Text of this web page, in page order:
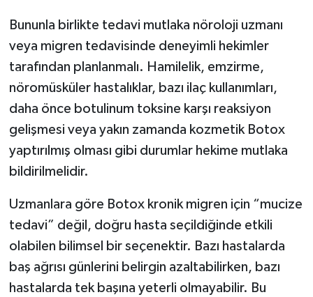
Bununla birlikte tedavi mutlaka nöroloji uzmanı
veya migren tedavisinde deneyimli hekimler
tarafından planlanmalı. Hamilelik, emzirme,
nöromüsküler hastalıklar, bazı ilaç kullanımları,
daha önce botulinum toksine karşı reaksiyon
gelişmesi veya yakın zamanda kozmetik Botox
yaptırılmış olması gibi durumlar hekime mutlaka
bildirilmelidir.
Uzmanlara göre Botox kronik migren için “mucize
tedavi” değil, doğru hasta seçildiğinde etkili
olabilen bilimsel bir seçenektir. Bazı hastalarda
baş ağrısı günlerini belirgin azaltabilirken, bazı
hastalarda tek başına yeterli olmayabilir. Bu